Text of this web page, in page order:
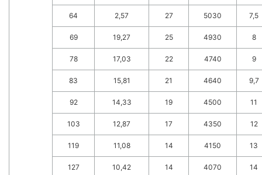
64 2,57 27 5030 7,5
69 19,27 25 4930 8
78 17,03 22 4740 9
83 15,81 21 4640 9,7
92 14,33 19 4500 11
103 12,87 17 4350 12
119 11,08 14 4150 13
127 10,42 14 4070 14